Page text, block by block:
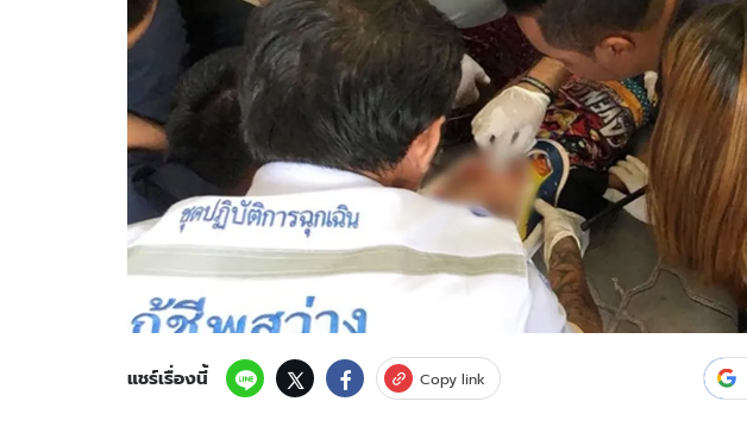
ดาวน์โหลดสนุกแอปฟรี ติดตามสนุกโซเชียลได้ที่
สงวนลิขสิทธิ์ ©2569บริษัท อิมเมจ ฟิวเจอร์ (ประเทศไทย) จำกัด
แชร์เรื่องนี้ Copy link